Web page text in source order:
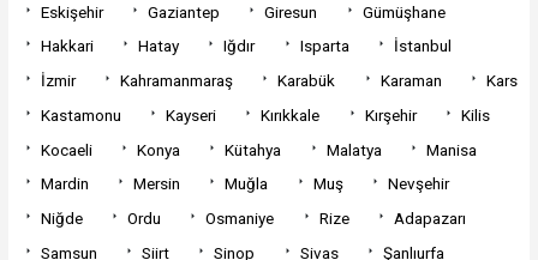
Eskişehir
Gaziantep Giresun
Gümüşhane
Hakkari
Hatay Iğdır Isparta
İstanbul
İzmir
Kahramanmaraş Karabük Karaman
Kars
Kastamonu
Kayseri Kırıkkale Kırşehir
Kilis
Kocaeli
Konya Kütahya Malatya
Manisa
Mardin
Mersin Muğla Muş
Nevşehir
Niğde
Ordu Osmaniye Rize
Adapazarı
Samsun
Siirt Sinop Sivas Şanlıurfa